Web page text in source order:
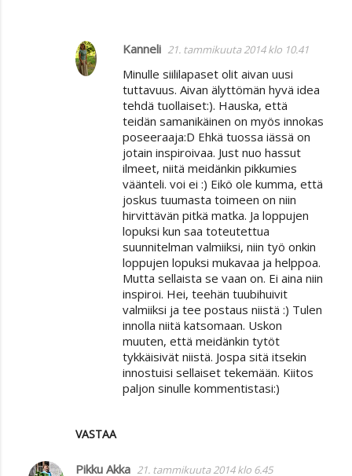
VASTAA
Kanneli 21. tammikuuta 2014 klo 10.41
Minulle siililapaset olit aivan uusi
tuttavuus. Aivan älyttömän hyvä idea
tehdä tuollaiset:). Hauska, että
teidän samanikäinen on myös innokas
poseeraaja:D Ehkä tuossa iässä on
jotain inspiroivaa. Just nuo hassut
ilmeet, niitä meidänkin pikkumies
väänteli. voi ei :) Eikö ole kumma, että
joskus tuumasta toimeen on niin
hirvittävän pitkä matka. Ja loppujen
lopuksi kun saa toteutettua
suunnitelman valmiiksi, niin työ onkin
loppujen lopuksi mukavaa ja helppoa.
Mutta sellaista se vaan on. Ei aina niin
inspiroi. Hei, teehän tuubihuivit
valmiiksi ja tee postaus niistä :) Tulen
innolla niitä katsomaan. Uskon
muuten, että meidänkin tytöt
tykkäisivät niistä. Jospa sitä itsekin
innostuisi sellaiset tekemään. Kiitos
paljon sinulle kommentistasi:)
Pikku Akka 21. tammikuuta 2014 klo 6.45